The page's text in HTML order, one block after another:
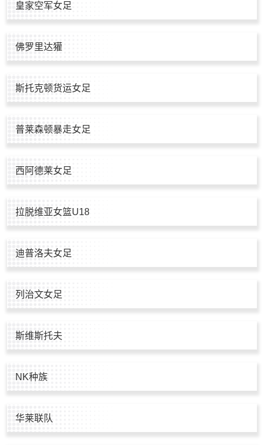
皇家空军女足
佛罗里达獾
斯托克顿货运女足
普莱森顿暴走女足
西阿德莱女足
拉脱维亚女篮U18
迪普洛夫女足
列治文女足
斯维斯托夫
NK种族
华莱联队